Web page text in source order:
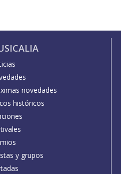
novedades
históricos
y grupos